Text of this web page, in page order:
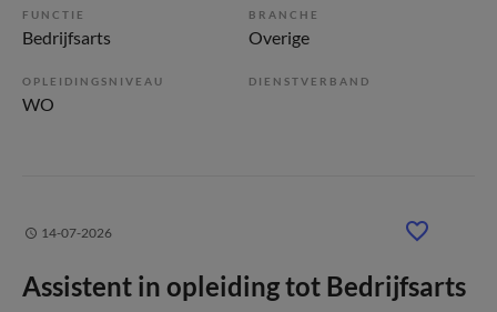
FUNCTIE
Bedrijfsarts
BRANCHE
Overige
OPLEIDINGSNIVEAU
WO
DIENSTVERBAND
14-07-2026
Assistent in opleiding tot Bedrijfsarts